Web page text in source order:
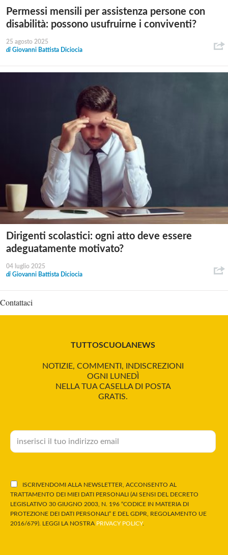
Permessi mensili per assistenza persone con
disabilità: possono usufruirne i conviventi?
25 agosto 2025
di Giovanni Battista Diciocia
Dirigenti scolastici: ogni atto deve essere
adeguatamente motivato?
04 luglio 2025
di Giovanni Battista Diciocia
Contattaci
TUTTOSCUOLANEWS
NOTIZIE, COMMENTI, INDISCREZIONI
OGNI LUNEDÌ
NELLA TUA CASELLA DI POSTA
GRATIS.
ISCRIVENDOMI ALLA NEWSLETTER, ACCONSENTO AL
TRATTAMENTO DEI MIEI DATI PERSONALI (AI SENSI DEL DECRETO
LEGISLATIVO 30 GIUGNO 2003, N. 196 “CODICE IN MATERIA DI
PROTEZIONE DEI DATI PERSONALI” E DEL GDPR, REGOLAMENTO UE
2016/679). LEGGI LA NOSTRA PRIVACY POLICY.